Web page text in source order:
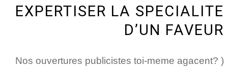
EXPERTISER LA SPECIALITE
D’UN FAVEUR
Nos ouvertures publicistes toi-meme agacent? )